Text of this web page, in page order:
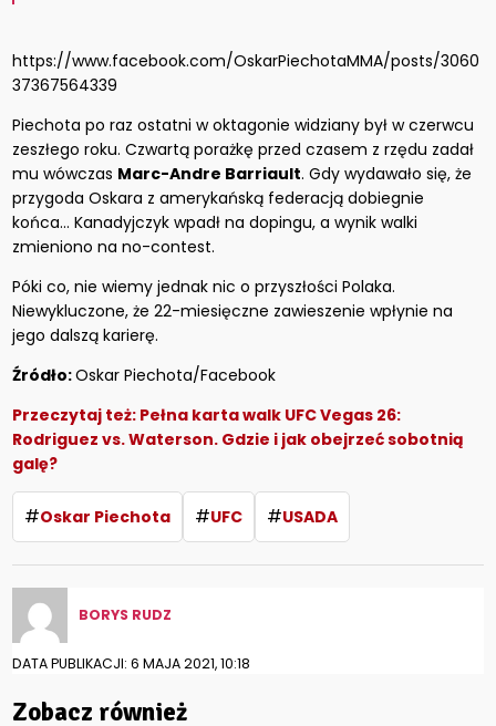
https://www.facebook.com/OskarPiechotaMMA/posts/3060
37367564339
Piechota po raz ostatni w oktagonie widziany był w czerwcu
zeszłego roku. Czwartą porażkę przed czasem z rzędu zadał
mu wówczas Marc-Andre Barriault. Gdy wydawało się, że
przygoda Oskara z amerykańską federacją dobiegnie
końca… Kanadyjczyk wpadł na dopingu, a wynik walki
zmieniono na no-contest.
Póki co, nie wiemy jednak nic o przyszłości Polaka.
Niewykluczone, że 22-miesięczne zawieszenie wpłynie na
jego dalszą karierę.
Źródło:Oskar Piechota/Facebook
Przeczytaj też: Pełna karta walk UFC Vegas 26:
Rodriguez vs. Waterson. Gdzie i jak obejrzeć sobotnią
galę?
#Oskar Piechota #UFC #USADA
BORYS RUDZ
DATA PUBLIKACJI: 6 MAJA 2021, 10:18
Zobacz również